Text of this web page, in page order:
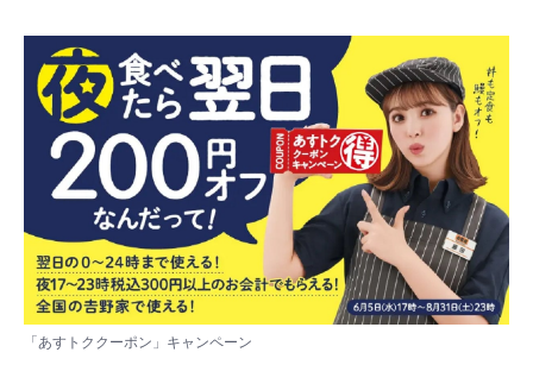
「あすトククーポン」キャンペーン